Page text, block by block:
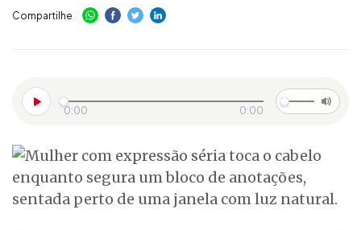
Compartilhe
0:00 0:00